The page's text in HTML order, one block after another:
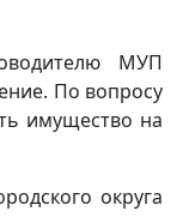
МУП
По вопросу
имущество на
округа